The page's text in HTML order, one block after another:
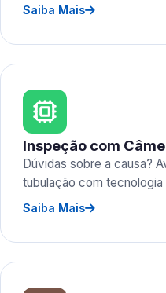
Saiba Mais
Inspeção com
Dúvidas sobre a causa?
tubulação com tecnologia
Saiba Mais